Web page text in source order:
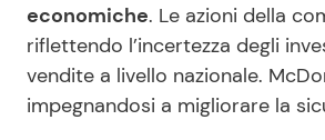
economiche. Le azioni della
riflettendo l’incertezza degli
vendite a livello nazionale.
impegnandosi a migliorare la